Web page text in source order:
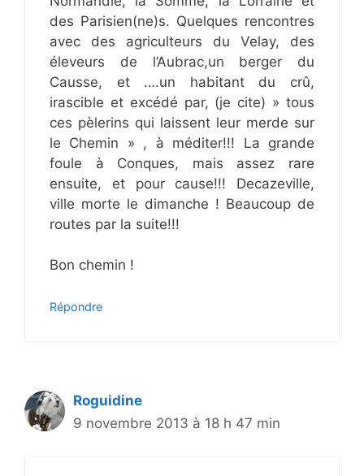
des Parisien(ne)s. Quelques rencontres
avec des agriculteurs du Velay, des
éleveurs de l’Aubrac,un berger du
Causse, et ….un habitant du crû,
irascible et excédé par, (je cite) » tous
ces pèlerins qui laissent leur merde sur
le Chemin » , à méditer!!! La grande
foule à Conques, mais assez rare
ensuite, et pour cause!!! Decazeville,
ville morte le dimanche ! Beaucoup de
routes par la suite!!!
Bon chemin !
Répondre
Roguidine
9 novembre 2013 à 18 h 47 min